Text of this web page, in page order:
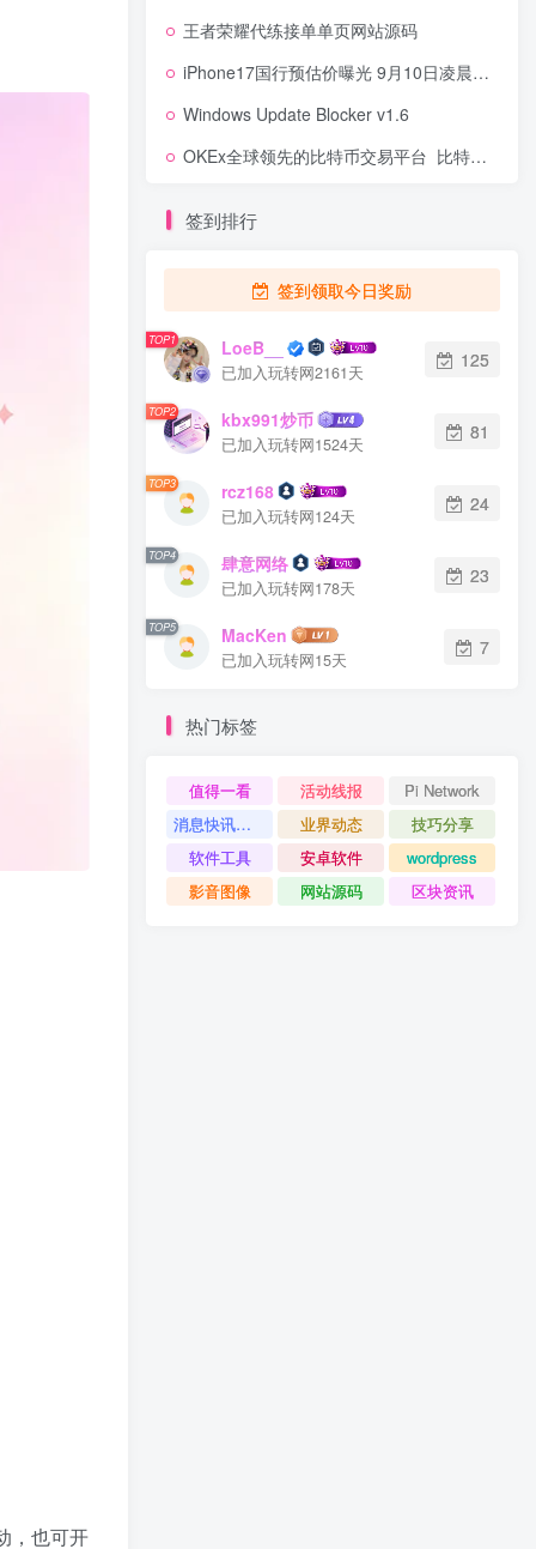
，也可开
王者荣耀代练接单单页网站源码
iPhone17国行预估价曝光 9月10日凌晨1点发布！iPhone 17系列内存配置、开售时间
Windows Update Blocker v1.6
OKEx全球领先的比特币交易平台_比特币交易价格 | OKEx交易平台简介
签到排行
签到领取今日奖励
TOP1 LoeB__
已加入玩转网2161天
125
TOP2 kbx991炒币
已加入玩转网1524天
81
TOP3 rcz168
已加入玩转网124天
24
TOP4 肆意网络
已加入玩转网178天
23
TOP5 MacKen
已加入玩转网15天
7
热门标签
值得一看 活动线报
Pi Network
消息快讯查看更多 》》
业界动态
技巧分享
软件工具
安卓软件
wordpress
影音图像
网站源码 区块资讯